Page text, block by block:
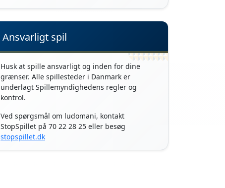
Ansvarligt spil
Husk at spille ansvarligt og inden for dine
grænser. Alle spillesteder i Danmark er
underlagt Spillemyndighedens regler og
kontrol.
Ved spørgsmål om ludomani, kontakt
StopSpillet på 70 22 28 25 eller besøg
stopspillet.dk